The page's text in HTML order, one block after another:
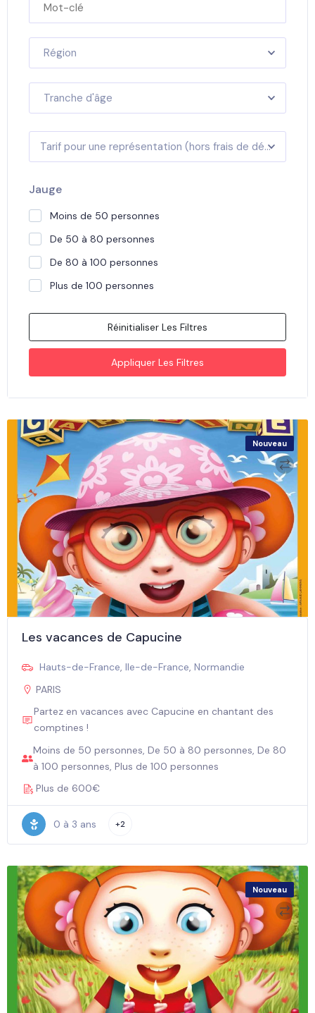
Région
Tranche d'âge
Tarif pour une représentation (hors frais de déplacement)
Jauge
Moins de 50 personnes
De 50 à 80 personnes
De 80 à 100 personnes
Plus de 100 personnes
Réinitialiser Les Filtres
Appliquer Les Filtres
Nouveau
Les vacances de Capucine
Hauts-de-France, Ile-de-France, Normandie
PARIS
Partez en vacances avec Capucine en chantant des
comptines !
Moins de 50 personnes, De 50 à 80 personnes, De 80
à 100 personnes, Plus de 100 personnes
Plus de 600€
0 à 3 ans +2
Nouveau